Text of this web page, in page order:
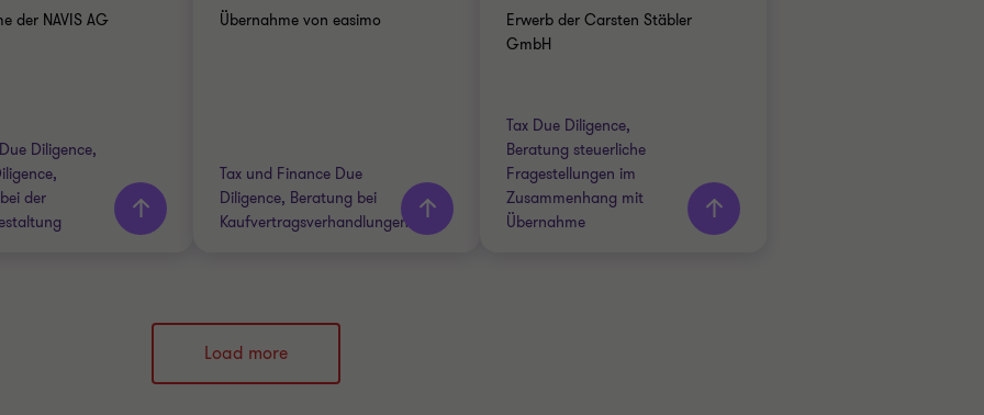
DILIGENCE
erfahren
Mehr
erfahren
der NAVIS AG
Diligence,
der
Übernahme von easimo
Tax und Finance Due
Diligence, Beratung bei
Kaufvertragsverhandlungen
Grant Thornton team
Partner
Erwerb der Carsten Stäbler
GmbH
Tax Due Diligence,
Beratung steuerliche
Fragestellungen im
Zusammenhang mit
Übernahme
Load more